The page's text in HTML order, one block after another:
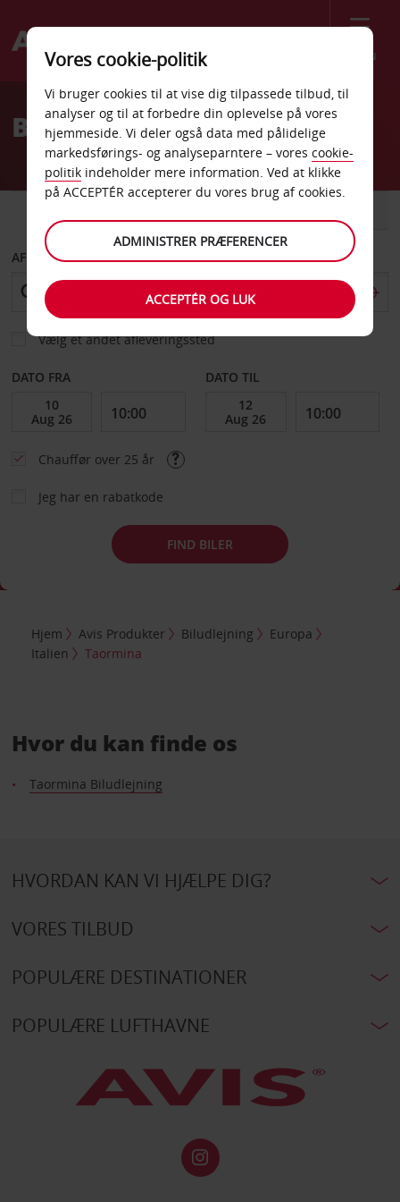
Menu
Welcome
AvisBilleje Taormina
AFHENT FRA
Vælg et andet afleveringssted
DATO FRA DATO TIL
Chauffør over 25 år
Jeg har en rabatkode
FIND BILER
Hjem Avis Produkter Biludlejning
Europa
Italien
Taormina
Hvor du kan finde os
Taormina Biludlejning
HVORDAN KAN VI HJÆLPE DIG?
VORES TILBUD
POPULÆRE DESTINATIONER
POPULÆRE LUFTHAVNE
Vores cookie-politik
Vi bruger cookies til at vise dig tilpassede tilbud, til
analyser og til at forbedre din oplevelse på vores
hjemmeside. Vi deler også data med pålidelige
markedsførings- og analyseparntere – vores cookie-
politik indeholder mere information. Ved at klikke
på ACCEPTÉR accepterer du vores brug af cookies.
ADMINISTRER PRÆFERENCER
ACCEPTÉR OG LUK